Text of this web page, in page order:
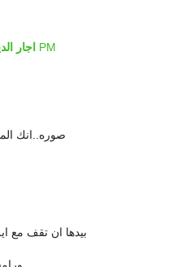
اجار 13/11/07 6:22 PM
صوره..انك
بيدها ان تقف مع